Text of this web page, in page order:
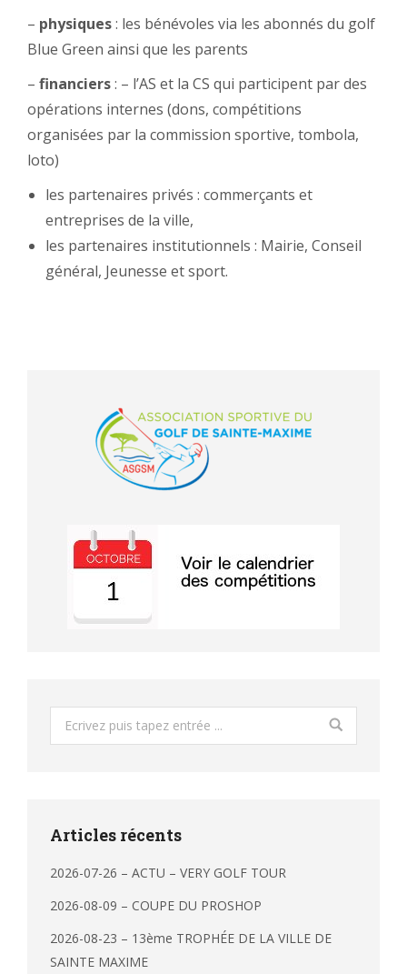
– physiques: les bénévoles via les abonnés du golf
Blue Green ainsi que les parents
– financiers: – l’AS et la CS qui participent par des
opérations internes (dons, compétitions
organisées par la commission sportive, tombola,
loto)
les partenaires privés : commerçants et
entreprises de la ville,
les partenaires institutionnels : Mairie, Conseil
général, Jeunesse et sport.
Search:
Articles récents
2026-07-26 – ACTU – VERY GOLF TOUR
2026-08-09 – COUPE DU PROSHOP
2026-08-23 – 13ème TROPHÉE DE LA VILLE DE
SAINTE MAXIME